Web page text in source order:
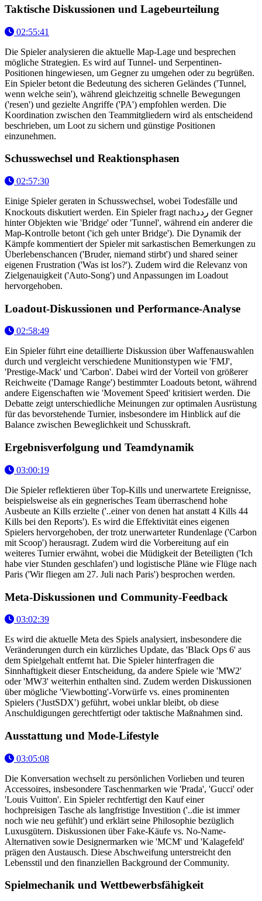
Taktische Diskussionen und Lagebeurteilung
02:55:41
Die Spieler analysieren die aktuelle Map-Lage und besprechen
mögliche Strategien. Es wird auf Tunnel- und Serpentinen-
Positionen hingewiesen, um Gegner zu umgehen oder zu begrüßen.
Ein Spieler betont die Bedeutung des sicheren Geländes ('Tunnel,
wenn welche sein'), während gleichzeitig schnelle Bewegungen
('resen') und gezielte Angriffe ('PA') empfohlen werden. Die
Koordination zwischen den Teammitgliedern wird als entscheidend
beschrieben, um Loot zu sichern und günstige Positionen
einzunehmen.
Schusswechsel und Reaktionsphasen
02:57:30
Einige Spieler geraten in Schusswechsel, wobei Todesfälle und
Knockouts diskutiert werden. Ein Spieler fragt nachردد der Gegner
hinter Objekten wie 'Bridge' oder 'Tunnel', während ein anderer die
Map-Kontrolle betont ('ich geh unter Bridge'). Die Dynamik der
Kämpfe kommentiert der Spieler mit sarkastischen Bemerkungen zu
Überlebenschancen ('Bruder, niemand stirbt') und shared seiner
eigenen Frustration ('Was ist los?'). Zudem wird die Relevanz von
Zielgenauigkeit ('Auto-Song') und Anpassungen im Loadout
hervorgehoben.
Loadout-Diskussionen und Performance-Analyse
02:58:49
Ein Spieler führt eine detaillierte Diskussion über Waffenauswahlen
durch und vergleicht verschiedene Munitionstypen wie 'FMJ',
'Prestige-Mack' und 'Carbon'. Dabei wird der Vorteil von größerer
Reichweite ('Damage Range') bestimmter Loadouts betont, während
andere Eigenschaften wie 'Movement Speed' kritisiert werden. Die
Debatte zeigt unterschiedliche Meinungen zur optimalen Ausrüstung
für das bevorstehende Turnier, insbesondere im Hinblick auf die
Balance zwischen Beweglichkeit und Schusskraft.
Ergebnisverfolgung und Teamdynamik
03:00:19
Die Spieler reflektieren über Top-Kills und unerwartete Ereignisse,
beispielsweise als ein gegnerisches Team überraschend hohe
Ausbeute an Kills erzielte ('..einer von denen hat anstatt 4 Kills 44
Kills bei den Reports'). Es wird die Effektivität eines eigenen
Spielers hervorgehoben, der trotz unerwarteter Rundenlage ('Carbon
mit Scoop') herausragt. Zudem wird die Vorbereitung auf ein
weiteres Turnier erwähnt, wobei die Müdigkeit der Beteiligten ('Ich
habe vier Stunden geschlafen') und logistische Pläne wie Flüge nach
Paris ('Wir fliegen am 27. Juli nach Paris') besprochen werden.
Meta-Diskussionen und Community-Feedback
03:02:39
Es wird die aktuelle Meta des Spiels analysiert, insbesondere die
Veränderungen durch ein kürzliches Update, das 'Black Ops 6' aus
dem Spielgehalt entfernt hat. Die Spieler hinterfragen die
Sinnhaftigkeit dieser Entscheidung, da andere Spiele wie 'MW2'
oder 'MW3' weiterhin enthalten sind. Zudem werden Diskussionen
über mögliche 'Viewbotting'-Vorwürfe vs. eines prominenten
Spielers ('JustSDX') geführt, wobei unklar bleibt, ob diese
Anschuldigungen gerechtfertigt oder taktische Maßnahmen sind.
Ausstattung und Mode-Lifestyle
03:05:08
Die Konversation wechselt zu persönlichen Vorlieben und teuren
Accessoires, insbesondere Taschenmarken wie 'Prada', 'Gucci' oder
'Louis Vuitton'. Ein Spieler rechtfertigt den Kauf einer
hochpreisigen Tasche als langfristige Investition ('..die ist immer
noch wie neu gefühlt') und erklärt seine Philosophie bezüglich
Luxusgütern. Diskussionen über Fake-Käufe vs. No-Name-
Alternativen sowie Designermarken wie 'MCM' und 'Kalagefeld'
prägen den Austausch. Diese Abschweifung unterstreicht den
Lebensstil und den finanziellen Background der Community.
Spielmechanik und Wettbewerbsfähigkeit